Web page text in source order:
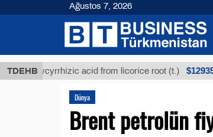
TDEHB
glycyrrhizic acid from licorice root (t.) $12935,18
Dünya
Brent petrolün
Ağustos 7, 2026